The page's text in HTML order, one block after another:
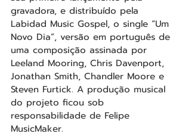
gravadora, e distribuído pela
Labidad Music Gospel, o single “Um
Novo Dia”, versão em português de
uma composição assinada por
Leeland Mooring, Chris Davenport,
Jonathan Smith, Chandler Moore e
Steven Furtick. A produção musical
do projeto ficou sob
responsabilidade de Felipe
MusicMaker.